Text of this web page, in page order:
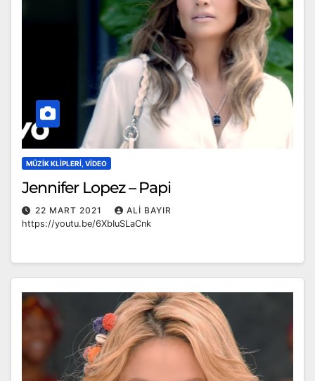
MÜZIK KLIPLERI, VIDEO
Jennifer Lopez – Papi
22 MART 2021
ALI BAYIR
https://youtu.be/6XbIuSLaCnk